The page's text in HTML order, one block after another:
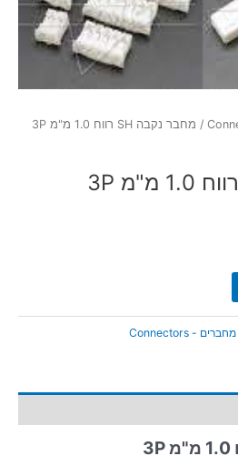
/ מחבר נקבה SH רווח 1.0 מ"מ 3P
מחברים - Connectors